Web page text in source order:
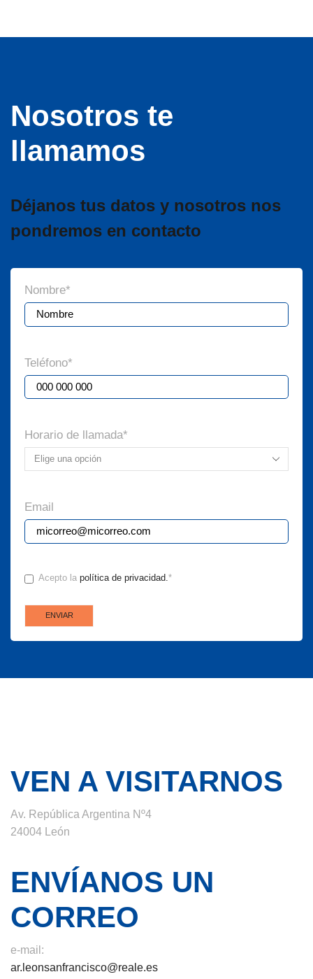
Nosotros te
llamamos
Déjanos tus datos y nosotros nos
pondremos en contacto
Nombre*
Teléfono*
Horario de llamada*
Email
CONSENTIMIENTO*
Acepto la política de privacidad. *
VEN A VISITARNOS
Av. República Argentina Nº4
24004 León
ENVÍANOS UN
CORREO
e-mail:
ar.leonsanfrancisco@reale.es